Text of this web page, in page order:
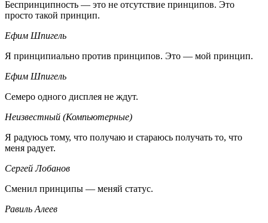
Беспринципность — это не отсутствие принципов. Это
просто такой принцип.
Ефим Шпигель
Я принципиально против принципов. Это — мой принцип.
Ефим Шпигель
Семеро одного дисплея не ждут.
Неизвестный (Компьютерные)
Я радуюсь тому, что получаю и стараюсь получать то, что
меня радует.
Сергей Лобанов
Сменил принципы — меняй статус.
Равиль Алеев